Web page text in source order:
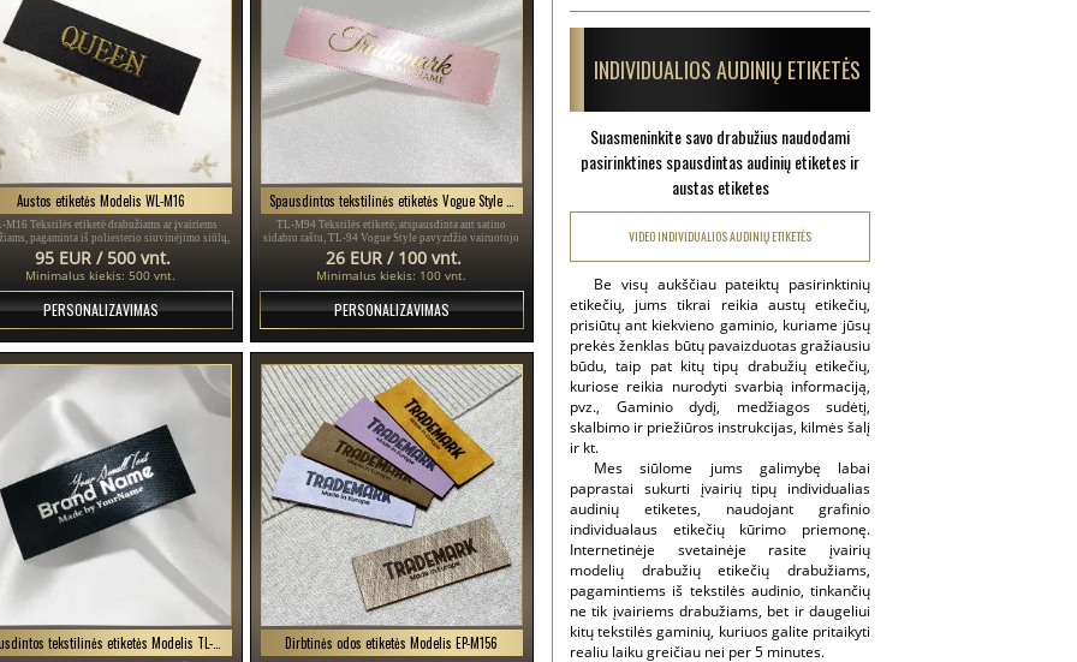
Austos etiketės Modelis WL-M16
M16 Tekstilės etiketė drabužiams ar įvairiems
pagaminta iš poliesterio siuvinėjimo siūlų,
pagal kliento dizainą skirtingomis spalvomis.
95 EUR / 500 vnt.
Minimalus kiekis: 500 vnt.
PERSONALIZAVIMAS
TL-M94 Tekstilės etiketė, atspausdinta ant satino
sidabro raštu, TL-94 Vogue Style pavyzdžio vairuotojo
pažymėjimai, skirta drabužiams, įvairiems drabužiams ir
aksesuarams.
26 EUR / 100 vnt.
Minimalus kiekis: 100 vnt.
PERSONALIZAVIMAS
Spausdintos tekstilinės etiketės Modelis TL-M52 Dirbtinės odos etiketės Modelis EP-M156
INDIVIDUALIOS AUDINIŲ ETIKETĖS
Suasmeninkite savo drabužius naudodami
pasirinktines spausdintas audinių etiketes ir
austas etiketes
VIDEO INDIVIDUALIOS AUDINIŲ ETIKETĖS
Be visų aukščiau pateiktų pasirinktinių
etikečių, jums tikrai reikia austų etikečių,
prisiūtų ant kiekvieno gaminio, kuriame jūsų
prekės ženklas būtų pavaizduotas gražiausiu
būdu, taip pat kitų tipų drabužių etikečių,
kuriose reikia nurodyti svarbią informaciją,
pvz., Gaminio dydį, medžiagos sudėtį,
skalbimo ir priežiūros instrukcijas, kilmės šalį
ir kt.
Mes siūlome jums galimybę labai
paprastai sukurti įvairių tipų individualias
audinių etiketes, naudojant grafinio
individualaus etikečių kūrimo priemonę.
Internetinėje svetainėje rasite įvairių
modelių drabužių etikečių drabužiams,
pagamintiems iš tekstilės audinio, tinkančių
ne tik įvairiems drabužiams, bet ir daugeliui
kitų tekstilės gaminių, kuriuos galite pritaikyti
realiu laiku greičiau nei per 5 minutes.